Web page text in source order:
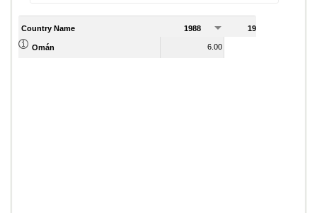
Country Name 1988 1989
Omán 6.00